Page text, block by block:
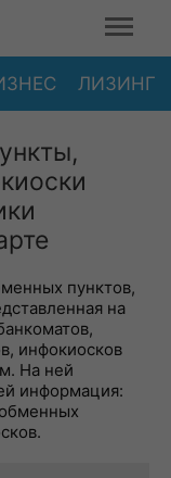
ЛИЗИНГ
пунктов,
на
инфокиосков
На ней
информация: